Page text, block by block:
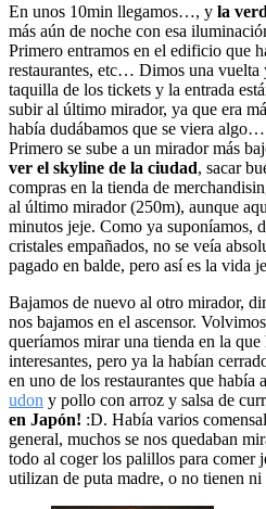
En unos 10min llegamos…, y la
más aún de noche con esa
Primero entramos en el edificio que
restaurantes, etc… Dimos una vuelta
taquilla de los tickets y la entrada
subir al último mirador, ya que era
había dudábamos que se viera
Primero se sube a un mirador más
ver el skyline de la ciudad, sacar
compras en la tienda de
al último mirador (250m), aunque
minutos jeje. Como ya suponíamos,
cristales empañados, no se veía
pagado en balde, pero así es la vida
Bajamos de nuevo al otro mirador,
nos bajamos en el ascensor.
queríamos mirar una tienda en la
interesantes, pero ya la habían
en uno de los restaurantes que
udon y pollo con arroz y salsa de
en Japón! :D. Había varios
general, muchos se nos quedaban
todo al coger los palillos para comer
utilizan de puta madre, o no tienen ni